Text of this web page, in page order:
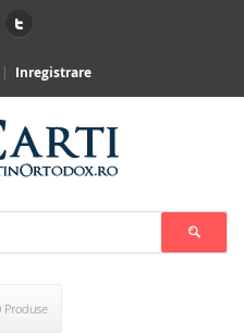
Inregistrare
Produse